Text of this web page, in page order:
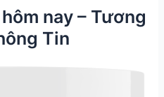
nay – Tương
Tin